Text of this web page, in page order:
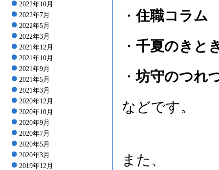
2022年10月
2022年7月
2022年5月
2022年3月
2021年12月
2021年10月
2021年9月
2021年5月
2021年3月
2020年12月
2020年10月
2020年9月
2020年7月
2020年5月
2020年3月
2019年12月
・住職コラム
・ 千夏のきと
・坊守のつれ
などです。
また、